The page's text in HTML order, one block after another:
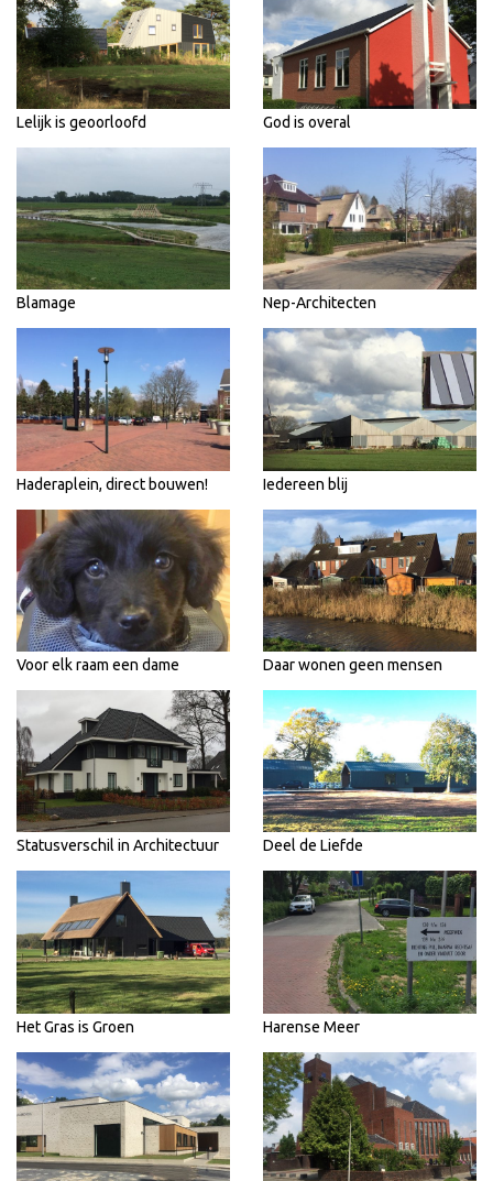
Lelijk is geoorloofd God is overal
Blamage Nep-Architecten
Haderaplein, direct bouwen! Iedereen blij
Voor elk raam een dame Daar wonen geen mensen
Statusverschil in Architectuur Deel de Liefde
Het Gras is Groen Harense Meer